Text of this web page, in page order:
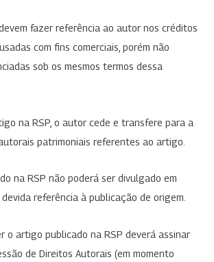
fazer referência ao autor nos créditos
com fins comerciais, porém não
sob os mesmos termos dessa
na RSP, o autor cede e transfere para a
patrimoniais referentes ao artigo.
na RSP não poderá ser divulgado em
referência à publicação de origem.
o artigo publicado na RSP deverá assinar
de Direitos Autorais (em momento